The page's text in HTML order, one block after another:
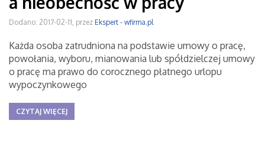
Dodano: 2017-02-11, przez Ekspert - wfirma.pl
Każda osoba zatrudniona na podstawie umowy o pracę,
powołania, wyboru, mianowania lub spółdzielczej umowy
o pracę ma prawo do corocznego płatnego urlopu
wypoczynkowego
CZYTAJ WIĘCEJ